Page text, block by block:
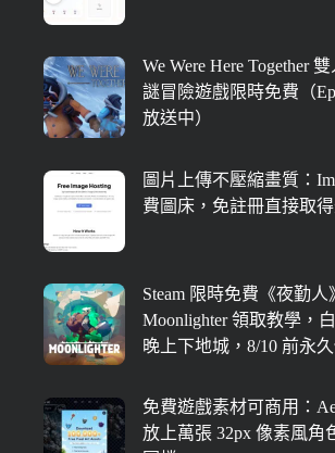
We Were Here Together
謎冒險遊戲限時免費（
放送中）
圖片上傳不壓縮畫質：
費圖床，免註冊直接取
Steam 限時免費《夜勤人
Moonlighter 領取教學，
晚上下地城，8/10 前永
免費遊戲素材可商用：
放上萬張 32px 像素風角